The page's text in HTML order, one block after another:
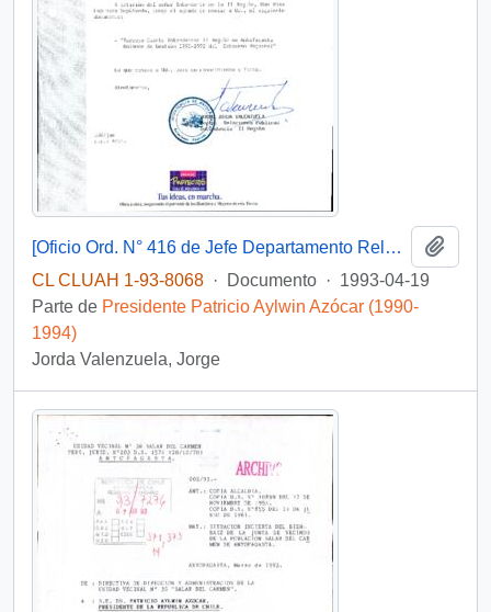
[Oficio Ord. N° 416 de Jefe Departamento Relaciones Públicas Intendenica Ii Región, remite documento]
CL CLUAH 1-93-8068 · Documento · 1993-04-19
Parte de Presidente Patricio Aylwin Azócar (1990-
1994)
Jorda Valenzuela, Jorge